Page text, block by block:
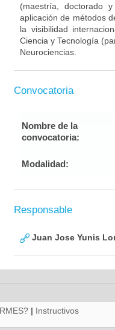
(maestría, doctorado
aplicación de métodos
la visibilidad
Ciencia y Tecnología
Neurociencias.
Convocatoria
Nombre de la
convocatoria:
Modalidad:
Responsable
Juan Jose Yunis
| Instructivos